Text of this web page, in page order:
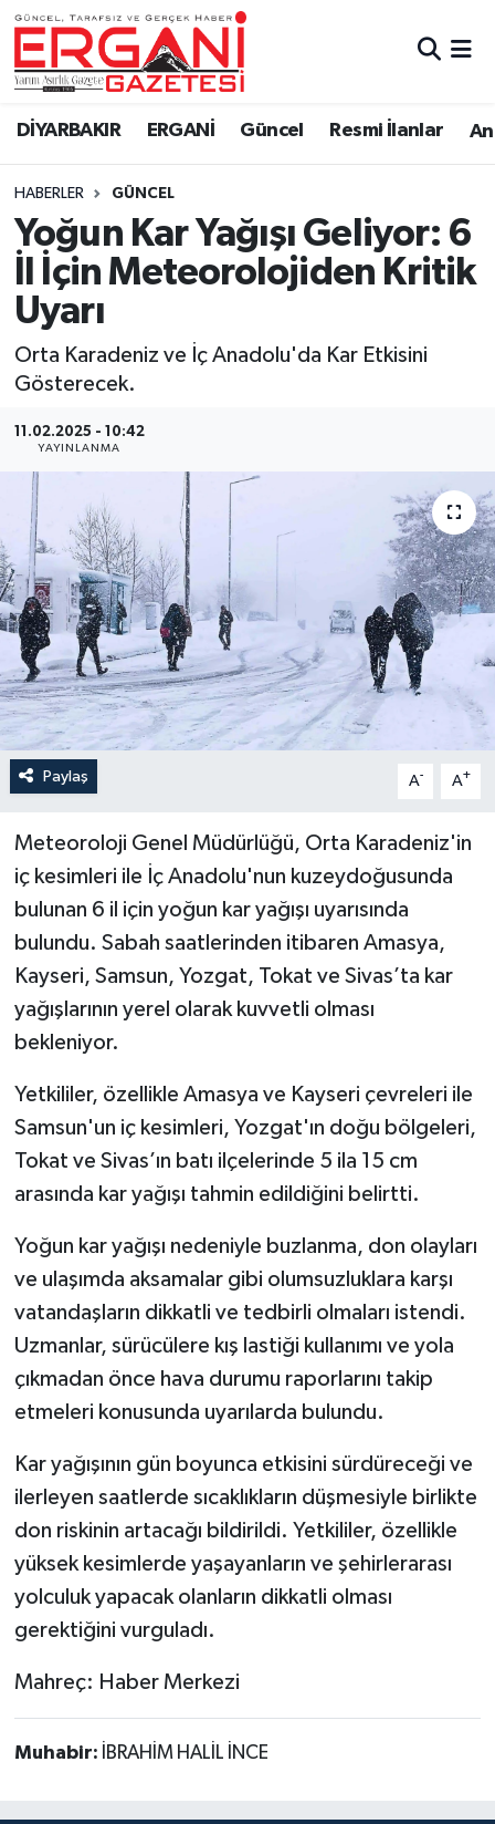
DİYARBAKIR ERGANİ Güncel Resmi İlanlar
HABERLER GÜNCEL
Yoğun Kar Yağışı Geliyor: 6
İl İçin Meteorolojiden Kritik
Uyarı
Orta Karadeniz ve İç Anadolu'da Kar Etkisini
Gösterecek.
11.02.2025 - 10:42
YAYINLANMA
Paylaş A- A+
Meteoroloji Genel Müdürlüğü, Orta Karadeniz'in
iç kesimleri ile İç Anadolu'nun kuzeydoğusunda
bulunan 6 il için yoğun kar yağışı uyarısında
bulundu. Sabah saatlerinden itibaren Amasya,
Kayseri, Samsun, Yozgat, Tokat ve Sivas’ta kar
yağışlarının yerel olarak kuvvetli olması
bekleniyor.
Yetkililer, özellikle Amasya ve Kayseri çevreleri ile
Samsun'un iç kesimleri, Yozgat'ın doğu bölgeleri,
Tokat ve Sivas’ın batı ilçelerinde 5 ila 15 cm
arasında kar yağışı tahmin edildiğini belirtti.
Yoğun kar yağışı nedeniyle buzlanma, don olayları
ve ulaşımda aksamalar gibi olumsuzluklara karşı
vatandaşların dikkatli ve tedbirli olmaları istendi.
Uzmanlar, sürücülere kış lastiği kullanımı ve yola
çıkmadan önce hava durumu raporlarını takip
etmeleri konusunda uyarılarda bulundu.
Kar yağışının gün boyunca etkisini sürdüreceği ve
ilerleyen saatlerde sıcaklıkların düşmesiyle birlikte
don riskinin artacağı bildirildi. Yetkililer, özellikle
yüksek kesimlerde yaşayanların ve şehirlerarası
yolculuk yapacak olanların dikkatli olması
gerektiğini vurguladı.
Mahreç: Haber Merkezi
Muhabir: İBRAHİM HALİL İNCE
DİYARBAKIR
BİSMİL
BAĞLAR
ERGANİ
Güncel
Eği̇ti̇m
Resmi İlanlar
Sağlık
Si̇yaset
Yaşam
Anali̇z
Bi̇li̇m & Teknoloji̇
Dünya
Eği̇ti̇m
Ergani Nöbetçi Eczaneler
Ergani Hava Durumu
Ergani Trafik Yoğunluk Haritası
Süper Lig Puan Durumu ve Fikstür
Tüm Manşetler
Son Dakika Haberleri
Haber Arşivi